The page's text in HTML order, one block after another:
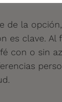
de la
es clave. Al
con o sin